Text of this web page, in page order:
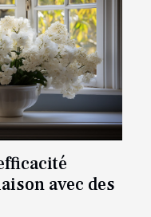
avec des